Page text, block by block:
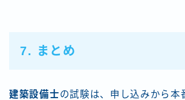
7. まとめ
建築設備士の試験は、申し込みから本